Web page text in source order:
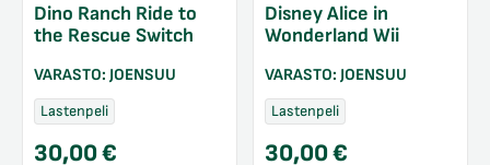
Dino Ranch Ride to
the Rescue Switch
VARASTO: JOENSUU
Lastenpeli
30,00€
Disney Alice in
Wonderland Wii
VARASTO: JOENSUU
Lastenpeli
30,00€